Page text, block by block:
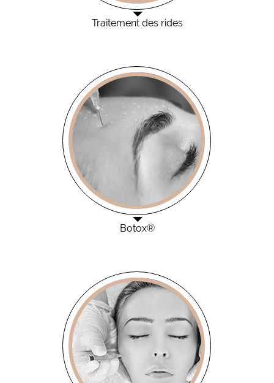
Traitement des rides
Botox®